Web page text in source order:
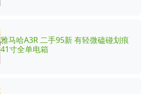
雅马哈A3R 二手95新 有轻微磕碰划痕
41寸全单电箱